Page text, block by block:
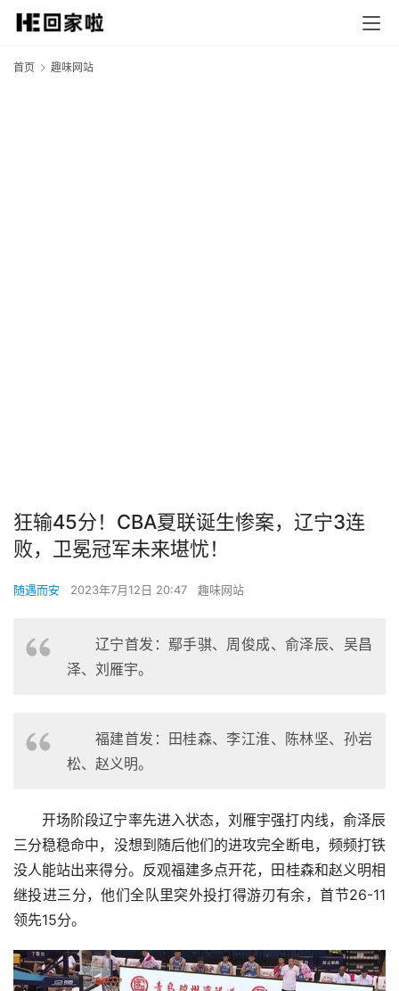
首页 趣味网站
狂输45分！CBA夏联诞生惨案，辽宁3连
败，卫冕冠军未来堪忧！
随遇而安 2023年7月12日 20:47 趣味网站
辽宁首发：鄢手骐、周俊成、俞泽辰、吴昌
泽、刘雁宇。
福建首发：田桂森、李江淮、陈林坚、孙岩
松、赵义明。
开场阶段辽宁率先进入状态，刘雁宇强打内线，俞泽辰
三分稳稳命中，没想到随后他们的进攻完全断电，频频打铁
没人能站出来得分。反观福建多点开花，田桂森和赵义明相
继投进三分，他们全队里突外投打得游刃有余，首节26-11
领先15分。